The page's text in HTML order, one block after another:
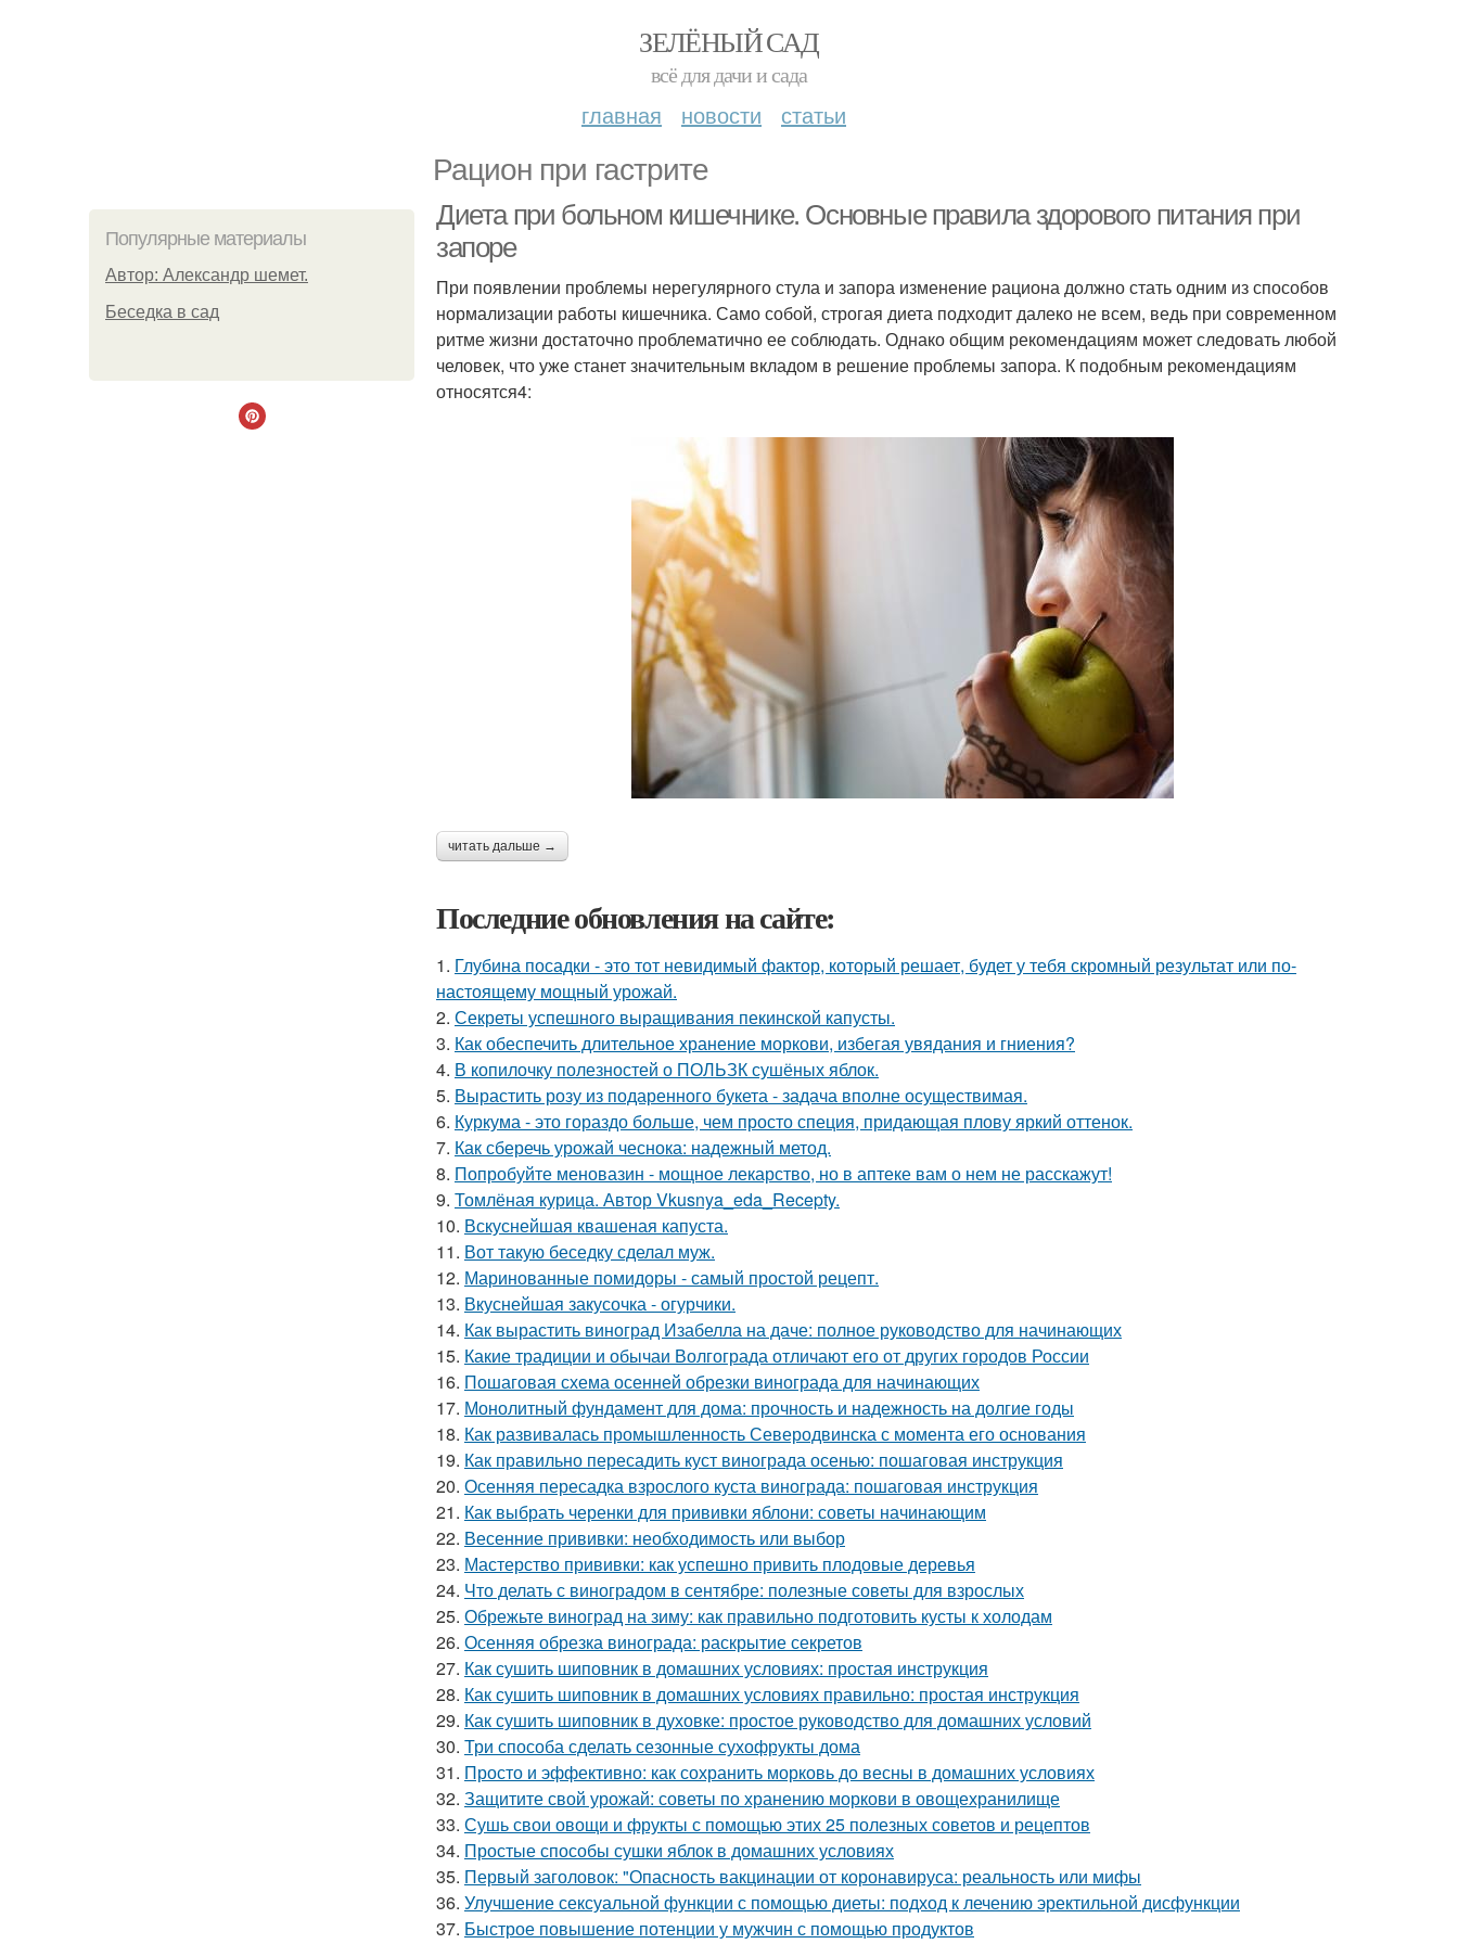
ЗЕЛЁНЫЙ САД
всё для дачи и сада
главная новости статьи
Рацион при гастрите
Популярные материалы
Автор: Александр шемет.
Беседка в сад
Диета при больном кишечнике. Основные правила здорового питания при
запоре
При появлении проблемы нерегулярного стула и запора изменение рациона должно стать одним из способов
нормализации работы кишечника. Само собой, строгая диета подходит далеко не всем, ведь при современном
ритме жизни достаточно проблематично ее соблюдать. Однако общим рекомендациям может следовать любой
человек, что уже станет значительным вкладом в решение проблемы запора. К подобным рекомендациям
относятся4:
читать дальше →
Последние обновления на сайте:
1. Глубина посадки - это тот невидимый фактор, который решает, будет у тебя скромный результат или по-
настоящему мощный урожай.
2. Секреты успешного выращивания пекинской капусты.
3. Как обеспечить длительное хранение моркови, избегая увядания и гниения?
4. В копилочку полезностей о ПОЛЬЗК сушёных яблок.
5. Вырастить розу из подаренного букета - задача вполне осуществимая.
6. Куркума - это гораздо больше, чем просто специя, придающая плову яркий оттенок.
7. Как сберечь урожай чеснока: надежный метод.
8. Попробуйте меновазин - мощное лекарство, но в аптеке вам о нем не расскажут!
9. Томлёная курица. Автор Vkusnya_eda_Recepty.
10. Вскуснейшая квашеная капуста.
11. Вот такую беседку сделал муж.
12. Маринованные помидоры - самый простой рецепт.
13. Вкуснейшая закусочка - огурчики.
14. Как вырастить виноград Изабелла на даче: полное руководство для начинающих
15. Какие традиции и обычаи Волгограда отличают его от других городов России
16. Пошаговая схема осенней обрезки винограда для начинающих
17. Монолитный фундамент для дома: прочность и надежность на долгие годы
18. Как развивалась промышленность Северодвинска с момента его основания
19. Как правильно пересадить куст винограда осенью: пошаговая инструкция
20. Осенняя пересадка взрослого куста винограда: пошаговая инструкция
21. Как выбрать черенки для прививки яблони: советы начинающим
22. Весенние прививки: необходимость или выбор
23. Мастерство прививки: как успешно привить плодовые деревья
24. Что делать с виноградом в сентябре: полезные советы для взрослых
25. Обрежьте виноград на зиму: как правильно подготовить кусты к холодам
26. Осенняя обрезка винограда: раскрытие секретов
27. Как сушить шиповник в домашних условиях: простая инструкция
28. Как сушить шиповник в домашних условиях правильно: простая инструкция
29. Как сушить шиповник в духовке: простое руководство для домашних условий
30. Три способа сделать сезонные сухофрукты дома
31. Просто и эффективно: как сохранить морковь до весны в домашних условиях
32. Защитите свой урожай: советы по хранению моркови в овощехранилище
33. Сушь свои овощи и фрукты с помощью этих 25 полезных советов и рецептов
34. Простые способы сушки яблок в домашних условиях
35. Первый заголовок: "Опасность вакцинации от коронавируса: реальность или мифы
36. Улучшение сексуальной функции с помощью диеты: подход к лечению эректильной дисфункции
37. Быстрое повышение потенции у мужчин с помощью продуктов